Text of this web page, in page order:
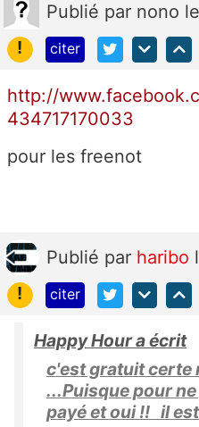
Publié par nono
!
citer
http://
434717170033
pour les freenot
Publié par haribo
!
citer
Happy Hour a écrit
c'est gratuit certe
...Puisque pour
payé et oui !! il